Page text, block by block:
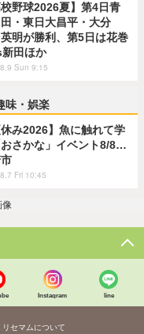
校野球2026夏】第4日青
・東日大昌平・大分
明が勝利、第5日は花巻
田ほか
Sun 9:15
味・娯楽
休み2026】魚に触れて学
さかな」イベント8/8…
Fri 10:45
像
Instagram line
リセマムについて